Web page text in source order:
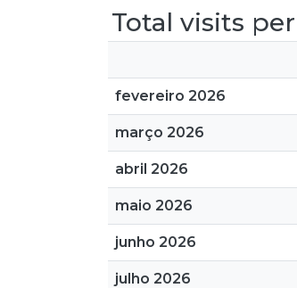
Total visits
fevereiro 2026
março 2026
abril 2026
maio 2026
junho 2026
julho 2026